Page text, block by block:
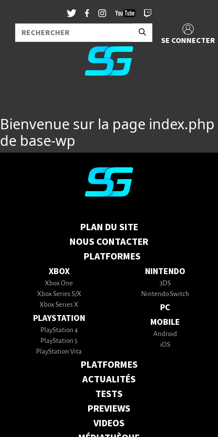
SE CONNECTER
Bienvenue sur la page index.php
de base-wp
PLAN DU SITE
NOUS CONTACTER
PLATFORMES
XBOX
Xbox One
Xbox Series S/X
Xbox Series X
PLAYSTATION
PlayStation 4
PlayStation 5
PlayStation Vita
NINTENDO
3DS
Nintendo Switch
PC
MOBILE
Android
iOS
PLATFORMES
ACTUALITÉS
TESTS
PREVIEWS
VIDEOS